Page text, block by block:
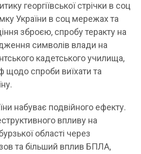
георгіївської стрічки в соц
України в соц мережах та
зброєю, спробу теракту на
символів влади на
кадетського училища,
щодо спроби виїхати та
набуває подвійного ефекту.
впливу на
області через
та більший вплив БПЛА,